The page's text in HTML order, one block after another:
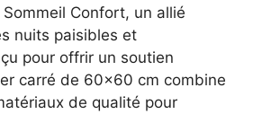
Confort, un allié
nuits paisibles et
pour offrir un soutien
carré de 60×60 cm combine
de qualité pour